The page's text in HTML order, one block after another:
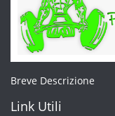
Breve Descrizione
Link Utili